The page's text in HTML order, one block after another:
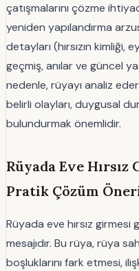
çatışmalarını çözme
yeniden yapılandırma
detayları (hırsızın kimliği,
geçmiş, anılar ve güncel
nedenle, rüyayı analiz
belirli olayları, duygusal
bulundurmak önemlidir.
Rüyada Eve
Pratik Çözüm
Rüyada eve hırsız girmesi
mesajıdır. Bu rüya, rüya
boşluklarını fark etmesi,